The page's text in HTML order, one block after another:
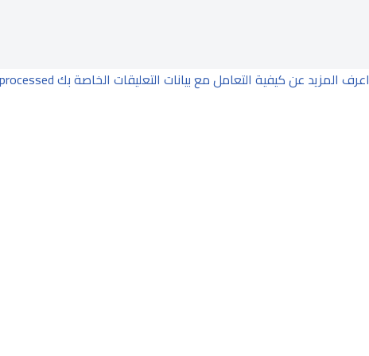
اعرف المزيد عن كيفية التعامل مع بيانات التعليقات الخاصة بك processed